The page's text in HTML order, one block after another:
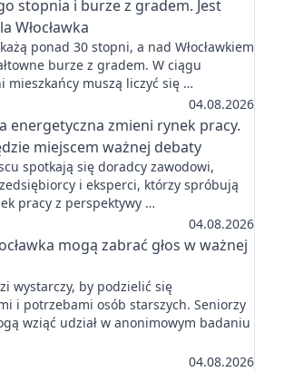
stopnia i burze z gradem. Jest
Włocławka
ponad 30 stopni, a nad Włocławkiem
burze z gradem. W ciągu
mieszkańcy muszą liczyć się …
04.08.2026
energetyczna zmieni rynek pracy.
miejscem ważnej debaty
spotkają się doradcy zawodowi,
i eksperci, którzy spróbują
pracy z perspektywy …
04.08.2026
mogą zabrać głos w ważnej
wystarczy, by podzielić się
i potrzebami osób starszych. Seniorzy
wziąć udział w anonimowym badaniu
04.08.2026